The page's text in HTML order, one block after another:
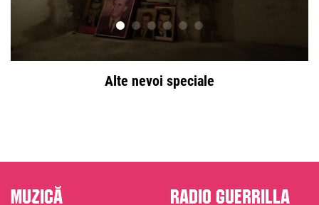
Alte nevoi speciale
Muzică Radio Guerrilla